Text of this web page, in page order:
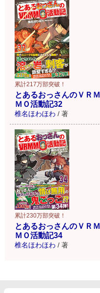
累計217万部突破！
とあるおっさんのＶＲＭ
ＭＯ活動記32
椎名ほわほわ / 著
累計230万部突破！
とあるおっさんのＶＲＭ
ＭＯ活動記34
椎名ほわほわ / 著